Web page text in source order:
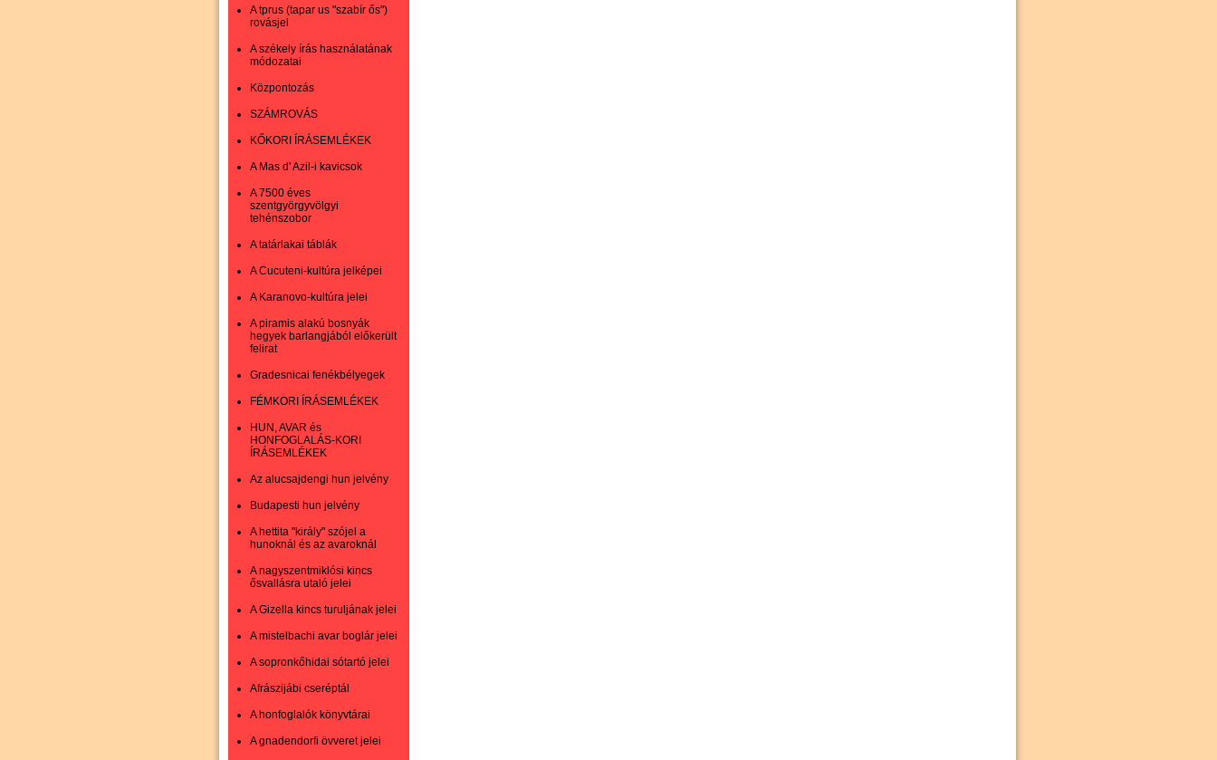
A tprus (tapar us "szabír ős")
rovásjel
A székely írás használatának
módozatai
Központozás
SZÁMROVÁS
KŐKORI ÍRÁSEMLÉKEK
A Mas d' Azil-i kavicsok
A 7500 éves
szentgyörgyvölgyi
tehénszobor
A tatárlakai táblák
A Cucuteni-kultúra jelképei
A Karanovo-kultúra jelei
A piramis alakú bosnyák
hegyek barlangjából előkerült
felirat
Gradesnicai fenékbélyegek
FÉMKORI ÍRÁSEMLÉKEK
HUN, AVAR és
HONFOGLALÁS-KORI
ÍRÁSEMLÉKEK
Az alucsajdengi hun jelvény
Budapesti hun jelvény
A hettita "király" szójel a
hunoknál és az avaroknál
A nagyszentmiklósi kincs
ősvallásra utaló jelei
A Gizella kincs turuljának jelei
A mistelbachi avar boglár jelei
A sopronkőhidai sótartó jelei
Afrászijábi cseréptál
A honfoglalók könyvtárai
A gnadendorfi övveret jelei